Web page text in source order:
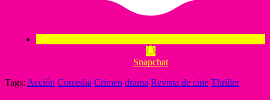
Snapchat
Tags: Acción Comedia Crimen drama Revista de cine Thriller